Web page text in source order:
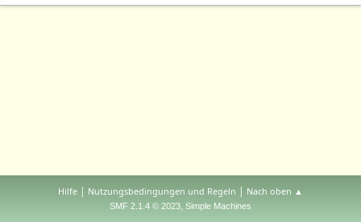
Hilfe | Nutzungsbedingungen und Regeln | Nach oben ▲
SMF 2.1.4 © 2023, Simple Machines